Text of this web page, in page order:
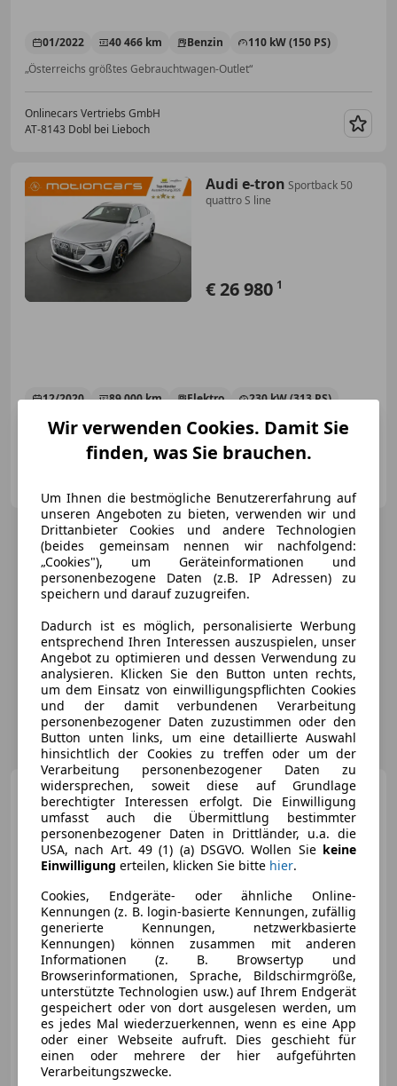
01/2022 40 466 km Benzin
110 kW (150 PS)
„Österreichs größtes Gebrauchtwagen-Outlet“
Onlinecars Vertriebs GmbH
AT-8143 Dobl bei Lieboch
Audi e-tron Sportback 50
quattro S line
€ 26 980 1
12/2020 89 000 km Elektro
230 kW (313 PS)
Finazierung ohne Anzahlung möglich!
Audi Q5Allroad 2,0 TDI
quattro S-tronic
€ 22 890
Neu 10/2015 93 512 km Diesel
140 kW (190 PS)
Oskar Schmidt GmbH
Wir verwenden Cookies. Damit Sie
finden, was Sie brauchen.
Um Ihnen die bestmögliche Benutzererfahrung auf
unseren Angeboten zu bieten, verwenden wir und
Drittanbieter Cookies und andere Technologien
(beides gemeinsam nennen wir nachfolgend:
„Cookies"), um Geräteinformationen und
personenbezogene Daten (z.B. IP Adressen) zu
speichern und darauf zuzugreifen.
Dadurch ist es möglich, personalisierte Werbung
entsprechend Ihren Interessen auszuspielen, unser
Angebot zu optimieren und dessen Verwendung zu
analysieren. Klicken Sie den Button unten rechts,
um dem Einsatz von einwilligungspflichten Cookies
und der damit verbundenen Verarbeitung
personenbezogener Daten zuzustimmen oder den
Button unten links, um eine detaillierte Auswahl
hinsichtlich der Cookies zu treffen oder um der
Verarbeitung personenbezogener Daten zu
widersprechen, soweit diese auf Grundlage
berechtigter Interessen erfolgt. Die Einwilligung
umfasst auch die Übermittlung bestimmter
personenbezogener Daten in Drittländer, u.a. die
USA, nach Art. 49 (1) (a) DSGVO. Wollen Sie keine
Einwilligung erteilen, klicken Sie bitte hier.
Cookies, Endgeräte- oder ähnliche Online-
Kennungen (z. B. login-basierte Kennungen, zufällig
generierte Kennungen, netzwerkbasierte
Kennungen) können zusammen mit anderen
Informationen (z. B. Browsertyp und
Browserinformationen, Sprache, Bildschirmgröße,
unterstützte Technologien usw.) auf Ihrem Endgerät
gespeichert oder von dort ausgelesen werden, um
es jedes Mal wiederzuerkennen, wenn es eine App
oder einer Webseite aufruft. Dies geschieht für
einen oder mehrere der hier aufgeführten
Verarbeitungszwecke.